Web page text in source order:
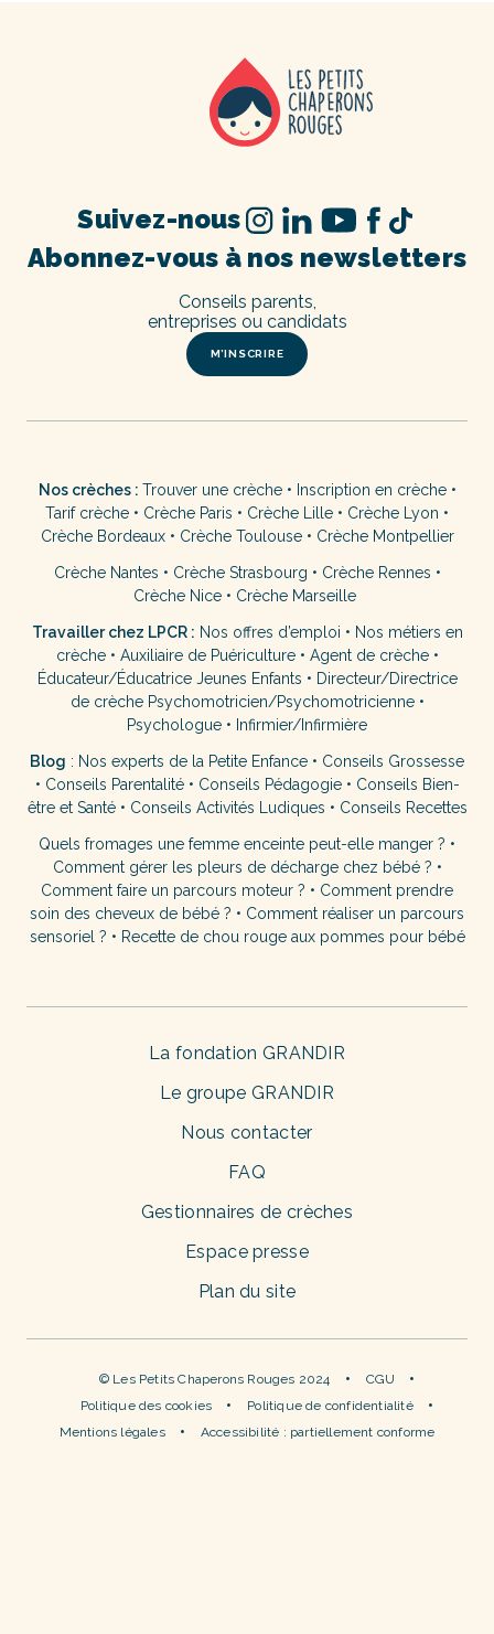
Abonnez-vous à nos newsletters
M’INSCRIRE
Conseils parents,
entreprises ou candidats
Suivez-nous
Nos crèches : Trouver une crèche• Inscription en crèche•
Tarif crèche • Crèche Paris • Crèche Lille • Crèche Lyon •
Crèche Bordeaux• Crèche Toulouse• Crèche Montpellier
Crèche Nantes • Crèche Strasbourg • Crèche Rennes •
Crèche Nice • Crèche Marseille
Travailler chez LPCR : Nos offres d’emploi • Nos métiers en
crèche• Auxiliaire de Puériculture• Agent de crèche•
Éducateur/Éducatrice Jeunes Enfants • Directeur/Directrice
de crèche Psychomotricien/Psychomotricienne•
Psychologue • Infirmier/Infirmière
Blog : Nos experts de la Petite Enfance • Conseils Grossesse
• Conseils Parentalité• Conseils Pédagogie• Conseils Bien-
être et Santé• Conseils Activités Ludiques • Conseils Recettes
Quels fromages une femme enceinte peut-elle manger ? •
Comment gérer les pleurs de décharge chez bébé ? •
Comment faire un parcours moteur ? • Comment prendre
soin des cheveux de bébé ? • Comment réaliser un parcours
sensoriel ? • Recette de chou rouge aux pommes pour bébé
La fondation GRANDIR
Le groupe GRANDIR
Nous contacter
FAQ
Gestionnaires de crèches
Espace presse
Plan du site
© Les Petits Chaperons Rouges 2024
CGU
Politique des cookies
Politique de confidentialité
Mentions légales
Accessibilité : partiellement conforme